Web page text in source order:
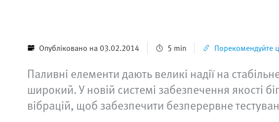
Опубліковано на 03.02.2014 5 min Порекомендуйте
Паливні елементи дають великі надії на
широкий. У новій системі забезпечення якості
вібрацій, щоб забезпечити безперервне